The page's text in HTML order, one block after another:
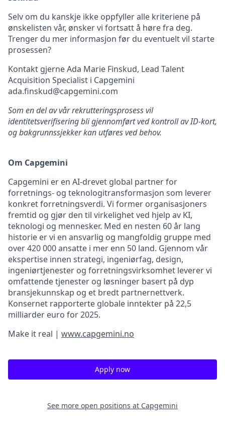
Selv om du kanskje ikke oppfyller alle kriteriene på
ønskelisten vår, ønsker vi fortsatt å høre fra deg.
Trenger du mer informasjon før du eventuelt vil starte
prosessen?
Kontakt gjerne Ada Marie Finskud, Lead Talent
Acquisition Specialist i Capgemini
ada.finskud@capgemini.com
Som en del av vår rekrutteringsprosess vil
identitetsverifisering bli gjennomført ved kontroll av ID-kort,
og bakgrunnssjekker kan utføres ved behov.
Om Capgemini
Capgemini er en AI-drevet global partner for
forretnings- og teknologitransformasjon som leverer
konkret forretningsverdi. Vi former organisasjoners
fremtid og gjør den til virkelighet ved hjelp av KI,
teknologi og mennesker. Med en nesten 60 år lang
historie er vi en ansvarlig og mangfoldig gruppe med
over 420000 ansatte i mer enn 50 land. Gjennom vår
ekspertise innen strategi, ingeniørfag, design,
ingeniørtjenester og forretningsvirksomhet leverer vi
omfattende tjenester og løsninger basert på dyp
bransjekunnskap og et bredt partnernettverk.
Konsernet rapporterte globale inntekter på 22,5
milliarder euro for 2025.
Make it real | www.capgemini.no
Apply now
See more open positions at Capgemini